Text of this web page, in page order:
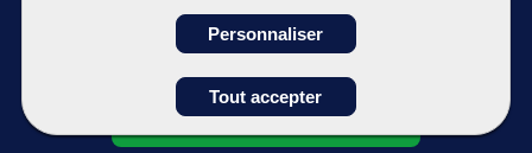
Obtenir ses
coordonnées
Personnaliser
Tout accepter
DIRIGEANTBTP
Tous droits réservés © 1999 - 2026